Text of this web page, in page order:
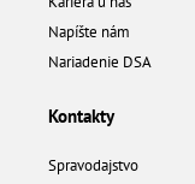
Napíšte nám
Nariadenie DSA
Kontakty
Spravodajstvo